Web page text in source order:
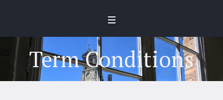
Term Conditions